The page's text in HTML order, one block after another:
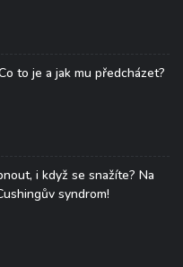
to je a jak mu předcházet?
i když se snažíte? Na
syndrom!